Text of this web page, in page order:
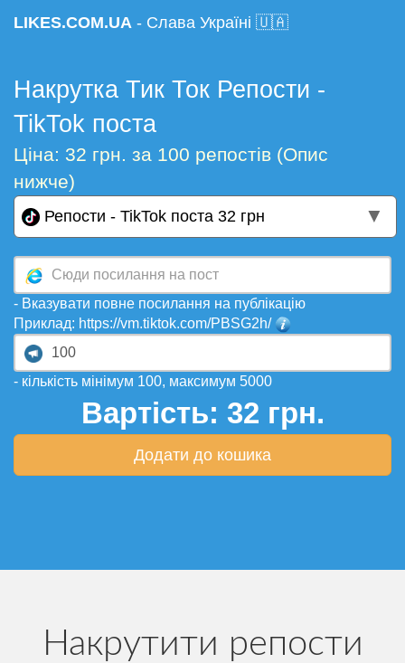
LIKES.COM.UA - Слава Україні 🇺🇦
Накрутка Тик Ток Репости -
TikTok поста
Ціна: 32 грн. за 100 репостів (Опис
нижче)
Репости - TikTok поста 32 грн ▼
- Вказувати повне посилання на публікацію
Приклад: https://vm.tiktok.com/PBSG2h/
- кількість мінімум 100, максимум 5000
Вартість: 32 грн.
Додати до кошика
Накрутити репости